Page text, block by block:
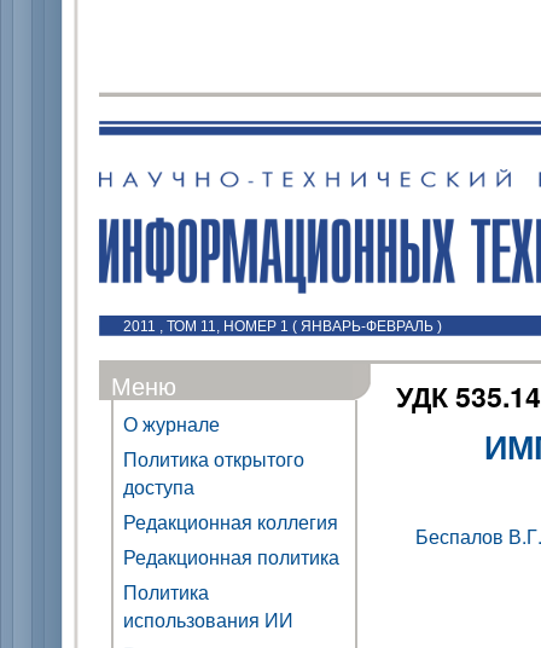
2011 , ТОМ 11, НОМЕР 1 ( ЯНВАРЬ-ФЕВРАЛЬ )
Меню
О журнале
Политика открытого
доступа
Редакционная коллегия
Редакционная политика
Политика
использования ИИ
УДК
Беспалов В.Г.